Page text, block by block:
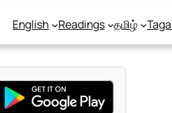
English Readings தமிழ்